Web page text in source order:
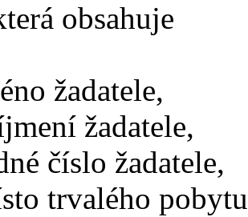
obsahuje
žadatele,
žadatele,
číslo žadatele,
trvalého pobytu